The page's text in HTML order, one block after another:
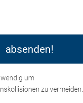
um
zu vermeiden.